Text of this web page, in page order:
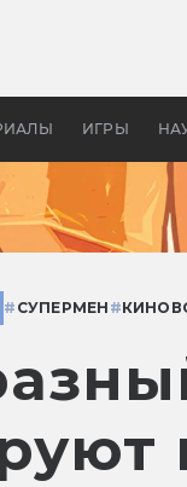
ИГРЫ
бы
# СУПЕРМЕН #